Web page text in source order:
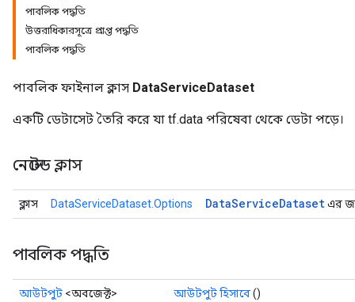
পাবলিক পদ্ধতি
উত্তরাধিকারসূত্রে প্রাপ্ত পদ্ধতি
পাবলিক পদ্ধতি
পাবলিক ফাইনাল ক্লাস DataServiceDataset
একটি ডেটাসেট তৈরি করে যা tf.data পরিষেবা থেকে ডেটা পড়ে।
নেস্টেড ক্লাস
ক্লাস DataServiceDataset.Options DataServiceDatasetএর
পাবলিক পদ্ধতি
আউটপুট <অবজেক্ট> আউটপুট হিসাবে()